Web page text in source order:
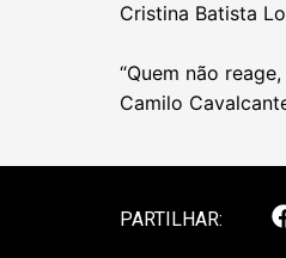
Cristina Batista
“Quem não
Camilo
PARTILHAR: